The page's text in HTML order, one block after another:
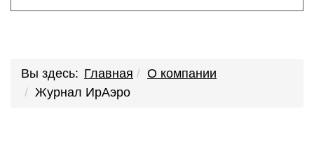
Вы здесь: Главная
О компании
Журнал ИрАэро